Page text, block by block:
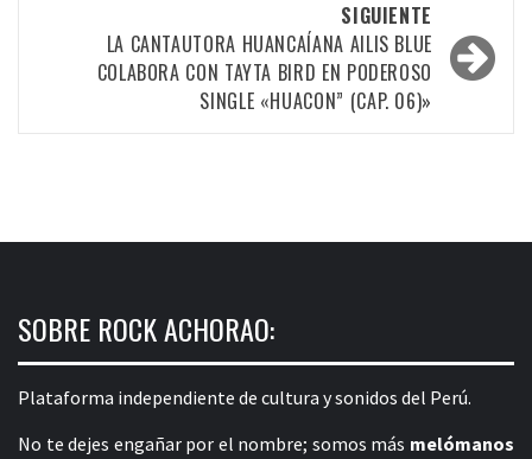
entradas
SIGUIENTE
LA CANTAUTORA HUANCAÍANA AILIS BLUE
COLABORA CON TAYTA BIRD EN PODEROSO
SINGLE «HUACON” (CAP. 06)»
SOBRE ROCK ACHORAO:
Plataforma independiente de cultura y sonidos del Perú.
No te dejes engañar por el nombre; somos más melómanos